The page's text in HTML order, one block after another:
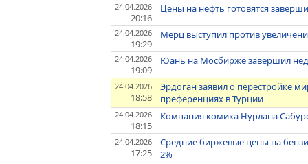
24.04.2026
20:16
Цены на нефть готовятся
24.04.2026
19:29
Мерц выступил против
24.04.2026
19:09
Юань на Мосбирже завершил
24.04.2026
18:58
Эрдоган заявил о перестройке
преференциях в Турции
24.04.2026
18:15
Компания комика Нурлана
24.04.2026
17:25
Средние биржевые цены на
2%